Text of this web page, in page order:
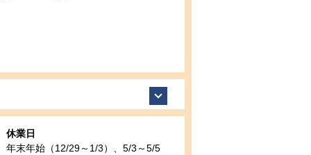
休業日
年末年始（12/29～1/3）、5/3～5/5